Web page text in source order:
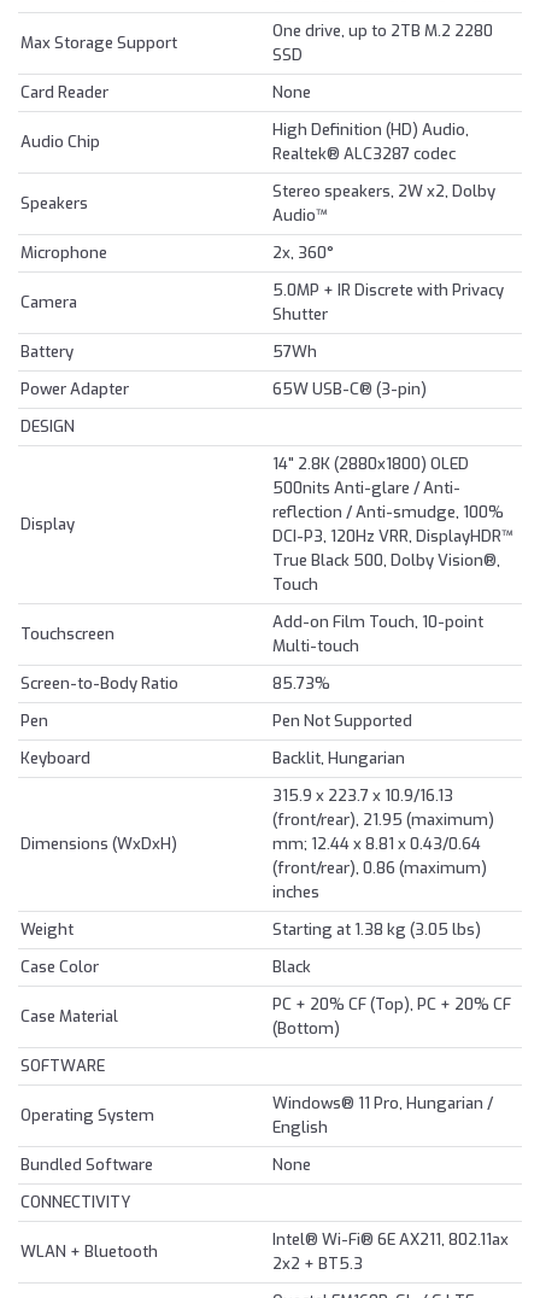
Max Storage Support
One drive, up to 2TB M.2 2280
SSD
Card Reader
None
Audio Chip
High Definition (HD) Audio,
Realtek® ALC3287 codec
Speakers
Stereo speakers, 2W x2, Dolby
Audio™
Microphone
2x, 360°
Camera
5.0MP + IR Discrete with Privacy
Shutter
Battery
57Wh
Power Adapter
65W USB-C® (3-pin)
DESIGN
Display
14" 2.8K (2880x1800) OLED
500nits Anti-glare / Anti-
reflection / Anti-smudge, 100%
DCI-P3, 120Hz VRR, DisplayHDR™
True Black 500, Dolby Vision®,
Touch
Touchscreen
Add-on Film Touch, 10-point
Multi-touch
Screen-to-Body Ratio
85.73%
Pen
Pen Not Supported
Keyboard
Backlit, Hungarian
Dimensions (WxDxH)
315.9 x 223.7 x 10.9/16.13
(front/rear), 21.95 (maximum)
mm; 12.44 x 8.81 x 0.43/0.64
(front/rear), 0.86 (maximum)
inches
Weight
Starting at 1.38 kg (3.05 lbs)
Case Color
Black
Case Material
PC + 20% CF (Top), PC + 20% CF
(Bottom)
SOFTWARE
Operating System
Windows® 11 Pro, Hungarian /
English
Bundled Software
None
CONNECTIVITY
WLAN + Bluetooth
Intel® Wi-Fi® 6E AX211, 802.11ax
2x2 + BT5.3